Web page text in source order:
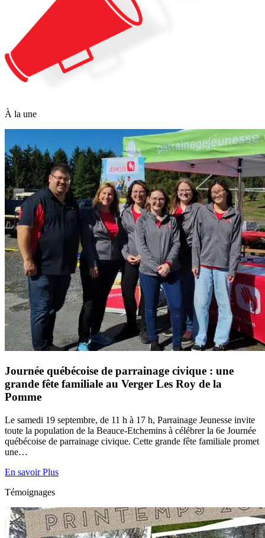
À la une
Journée québécoise de parrainage civique : une
grande fête familiale au Verger Les Roy de la
Pomme
Le samedi 19 septembre, de 11 h à 17 h, Parrainage Jeunesse invite
toute la population de la Beauce‑Etchemins à célébrer la 6e Journée
québécoise de parrainage civique. Cette grande fête familiale promet
une…
En savoir Plus
Témoignages